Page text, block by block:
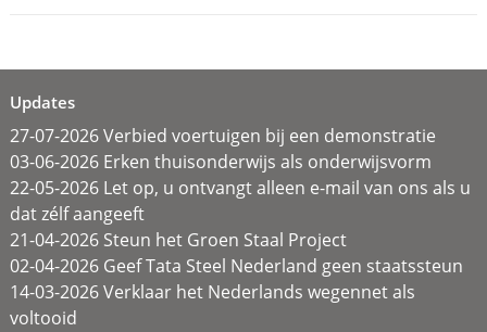
Updates
27-07-2026 Verbied voertuigen bij een demonstratie
03-06-2026 Erken thuisonderwijs als onderwijsvorm
22-05-2026 Let op, u ontvangt alleen e-mail van ons als u
dat zélf aangeeft
21-04-2026 Steun het Groen Staal Project
02-04-2026 Geef Tata Steel Nederland geen staatssteun
14-03-2026 Verklaar het Nederlands wegennet als
voltooid